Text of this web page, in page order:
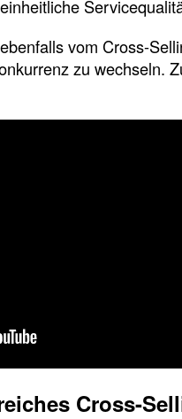
vom Cross-
zu wechseln.
Cross-